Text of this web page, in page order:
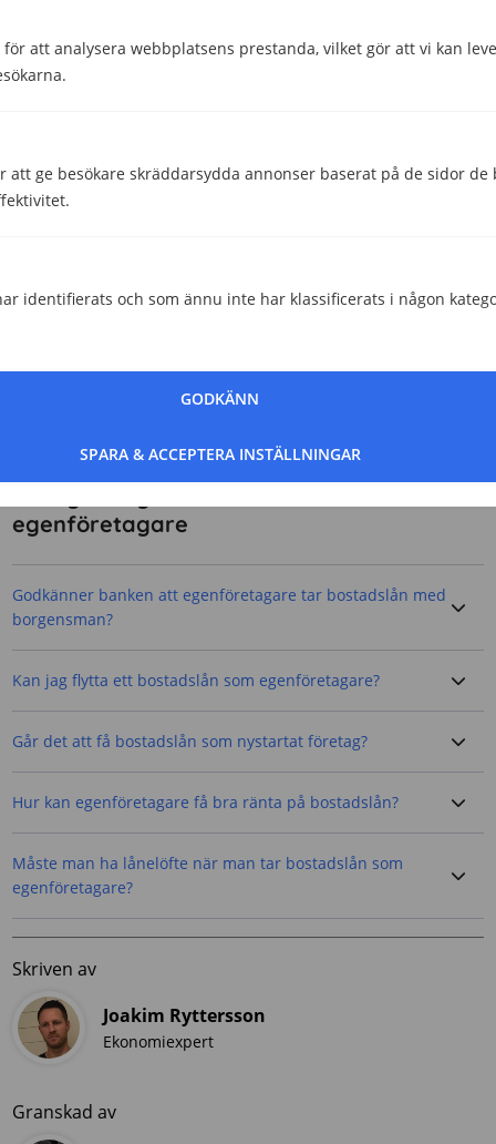
för att analysera webbplatsens prestanda, vilket gör att vi kan
att ge besökare skräddarsydda annonser baserat på de sidor
identifierats och som ännu inte har klassificerats i någon
SPARA & ACCEPTERA INSTÄLLNINGAR
GODKÄNN
företaget och sedan hyra ut det till både anställda,
företagsägare och kunder. Det som är viktigt att tänka
Balansera företagets ekonomi och din
privatekonomi
ekonomi. Genom att sälja fakturor eller använda
bostad ytterligare. Genom att ta smarta beslut kan du
din privatekonomi.
egenföretagare
Godkänner banken att egenföretagare tar bostadslån med
borgensman?
Kan jag flytta ett bostadslån som egenföretagare?
Går det att få bostadslån som nystartat företag?
Hur kan egenföretagare få bra ränta på bostadslån?
Måste man ha lånelöfte när man tar bostadslån som
egenföretagare?
Skriven av
Joakim Ryttersson
Ekonomiexpert
Granskad av